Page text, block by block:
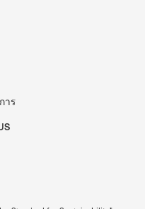
าร